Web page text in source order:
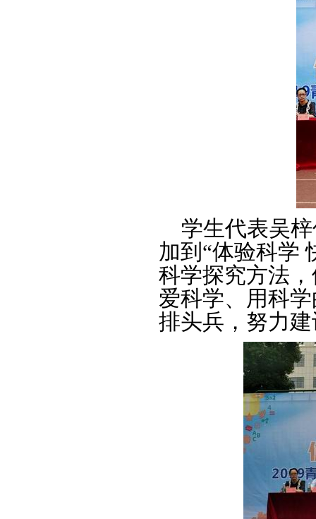
学生代表吴梓
加到“体验科学
科学探究方法
爱科学、用科
排头兵，努力